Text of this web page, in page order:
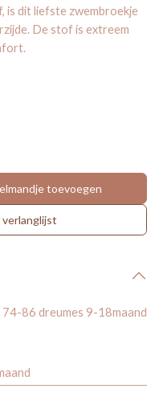
is dit liefste zwembroekje
De stof is extreem
toevoegen
verlanglijst
74-86 dreumes 9-18maand